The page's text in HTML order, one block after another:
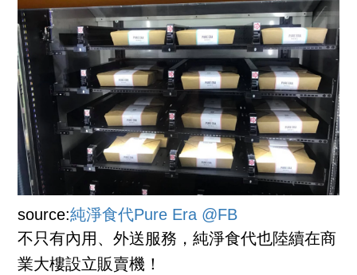
source:純淨食代Pure Era @FB
不只有內用、外送服務，純淨食代也陸續在商
業大樓設立販賣機！